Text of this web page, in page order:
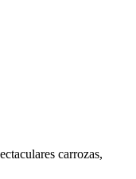
carrozas,